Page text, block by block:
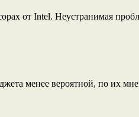
от Intel. Неустранимая
менее вероятной, по их